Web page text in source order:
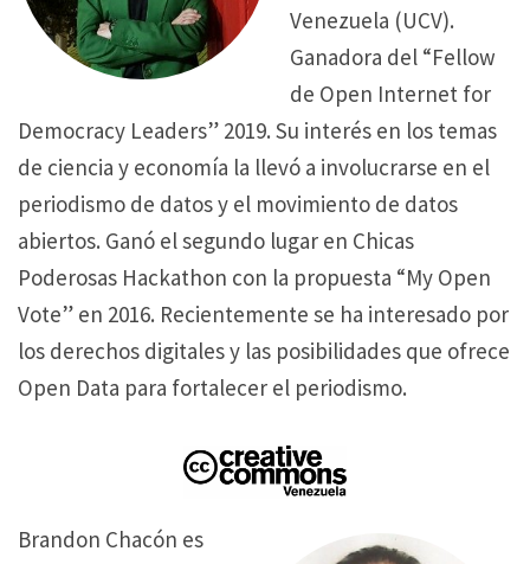
Venezuela (UCV).
Ganadora del “Fellow
de Open Internet for
Democracy Leaders” 2019. Su interés en los temas
de ciencia y economía la llevó a involucrarse en el
periodismo de datos y el movimiento de datos
abiertos. Ganó el segundo lugar en Chicas
Poderosas Hackathon con la propuesta “My Open
Vote” en 2016. Recientemente se ha interesado por
los derechos digitales y las posibilidades que ofrece
Open Data para fortalecer el periodismo.
Brandon Chacón es